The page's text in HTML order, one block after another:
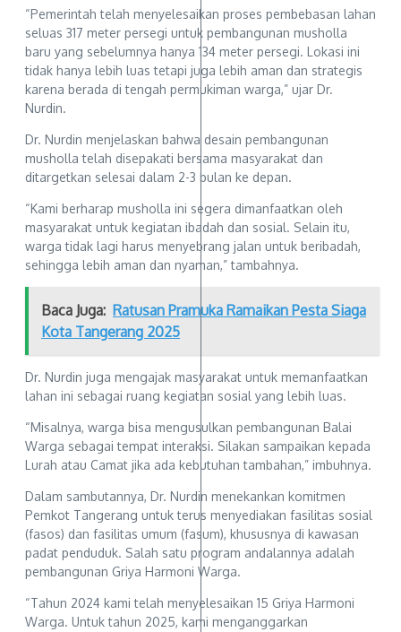
“Pemerintah telah menyelesaikan proses pembebasan lahan
seluas 317 meter persegi untuk pembangunan musholla
baru yang sebelumnya hanya 134 meter persegi. Lokasi ini
tidak hanya lebih luas tetapi juga lebih aman dan strategis
karena berada di tengah permukiman warga,” ujar Dr.
Nurdin.
Dr. Nurdin menjelaskan bahwa desain pembangunan
musholla telah disepakati bersama masyarakat dan
ditargetkan selesai dalam 2-3 bulan ke depan.
“Kami berharap musholla ini segera dimanfaatkan oleh
masyarakat untuk kegiatan ibadah dan sosial. Selain itu,
warga tidak lagi harus menyebrang jalan untuk beribadah,
sehingga lebih aman dan nyaman,” tambahnya.
Baca Juga: Ratusan Pramuka Ramaikan Pesta Siaga
Kota Tangerang 2025
Dr. Nurdin juga mengajak masyarakat untuk memanfaatkan
lahan ini sebagai ruang kegiatan sosial yang lebih luas.
“Misalnya, warga bisa mengusulkan pembangunan Balai
Warga sebagai tempat interaksi. Silakan sampaikan kepada
Lurah atau Camat jika ada kebutuhan tambahan,” imbuhnya.
Dalam sambutannya, Dr. Nurdin menekankan komitmen
Pemkot Tangerang untuk terus menyediakan fasilitas sosial
(fasos) dan fasilitas umum (fasum), khususnya di kawasan
padat penduduk. Salah satu program andalannya adalah
pembangunan Griya Harmoni Warga.
“Tahun 2024 kami telah menyelesaikan 15 Griya Harmoni
Warga. Untuk tahun 2025, kami menganggarkan